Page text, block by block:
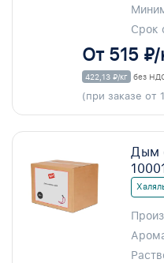
Срок
От 515 ₽/
422,13 ₽/кг без
(при заказе от
Дым